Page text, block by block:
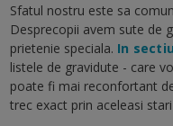
Sfatul nostru este sa
Desprecopii avem sute de
prietenie speciala. In
listele de gravidute - care
poate fi mai reconfortant
trec exact prin aceleasi